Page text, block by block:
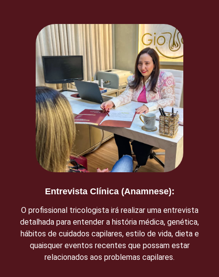
Entrevista Clínica (Anamnese):
O profissional tricologista irá realizar uma entrevista
detalhada para entender a história médica, genética,
hábitos de cuidados capilares, estilo de vida, dieta e
quaisquer eventos recentes que possam estar
relacionados aos problemas capilares.